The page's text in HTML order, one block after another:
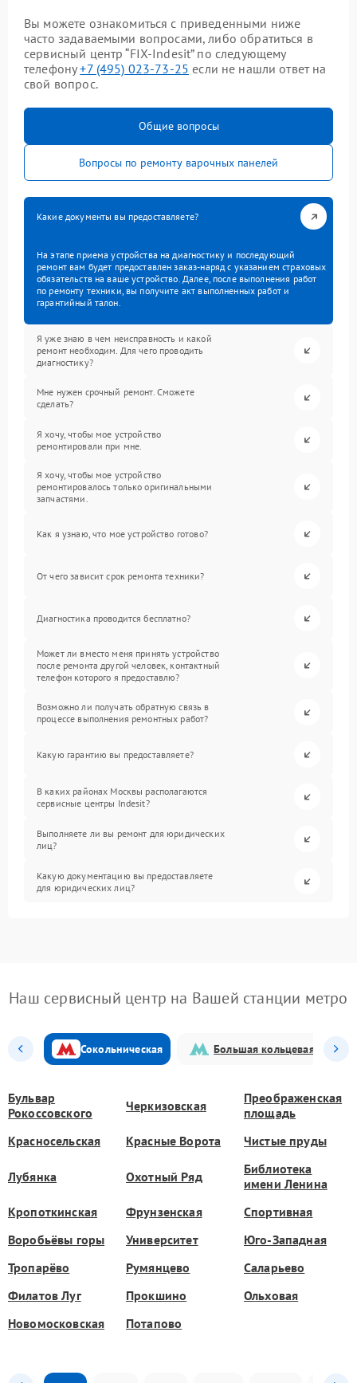
Вы можете ознакомиться с приведенными ниже
часто задаваемыми вопросами, либо обратиться в
сервисный центр “FIX-Indesit” по следующему
телефону+7 (495) 023-73-25 если не нашли ответ на
свой вопрос.
Общие вопросы
Вопросы по ремонту варочных панелей
Какие документы вы предоставляете?
На этапе приема устройства на диагностику и последующий
ремонт вам будет предоставлен заказ-наряд с указанием страховых
обязательств на ваше устройство. Далее, после выполнения работ
по ремонту техники, вы получите акт выполненных работ и
гарантийный талон.
Я уже знаю в чем неисправность и какой
ремонт необходим. Для чего проводить
диагностику?
Мне нужен срочный ремонт. Сможете
сделать?
Я хочу, чтобы мое устройство
ремонтировали при мне.
Я хочу, чтобы мое устройство
ремонтировалось только оригинальными
запчастями.
Как я узнаю, что мое устройство готово?
От чего зависит срок ремонта техники?
Диагностика проводится бесплатно?
Может ли вместо меня принять устройство
после ремонта другой человек, контактный
телефон которого я предоставлю?
Возможно ли получать обратную связь в
процессе выполнения ремонтных работ?
Какую гарантию вы предоставляете?
В каких районах Москвы располагаются
сервисные центры Indesit?
Выполняете ли вы ремонт для юридических
лиц?
Какую документацию вы предоставляете
для юридических лиц?
Наш сервисный центр на Вашей станции метро
Сокольническая Большая кольцевая
Бульвар
Рокоссовского
Черкизовская
Преображенская
площадь
Красносельская
Красные Ворота Чистые пруды
Лубянка Охотный Ряд
Библиотека
имени Ленина
Кропоткинская
Фрунзенская
Спортивная
Воробьёвы горы
Университет
Юго-Западная
Тропарёво
Румянцево
Саларьево
Филатов Луг
Прокшино
Ольховая
Новомосковская
Потапово